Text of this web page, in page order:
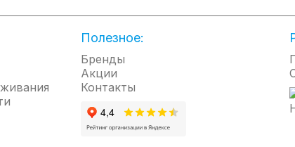
транспортировки
шланг 2 м с редуктором давления в комплекте
покрытие корпуса
подачи газа при отсутствии электропитания
срабатывания системы безопасности,
стали с мелкими отверстиями (диаметром
Полезное:
Бренды
Акции
Контакты